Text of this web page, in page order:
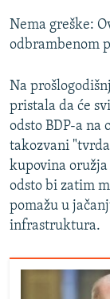
Nema greške:
odbrambenom
Na
pristala da će
odsto BDP-a na
takozvani
kupovina oružja
odsto bi zatim
pomažu u
infrastruktura.